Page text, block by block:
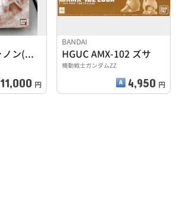
MG ザク・キャノン(ユニコーンカラーVER.)
11,000 円
BANDAI
HGUC AMX-102 ズサ
機動戦士ガンダムZZ
4,950 円